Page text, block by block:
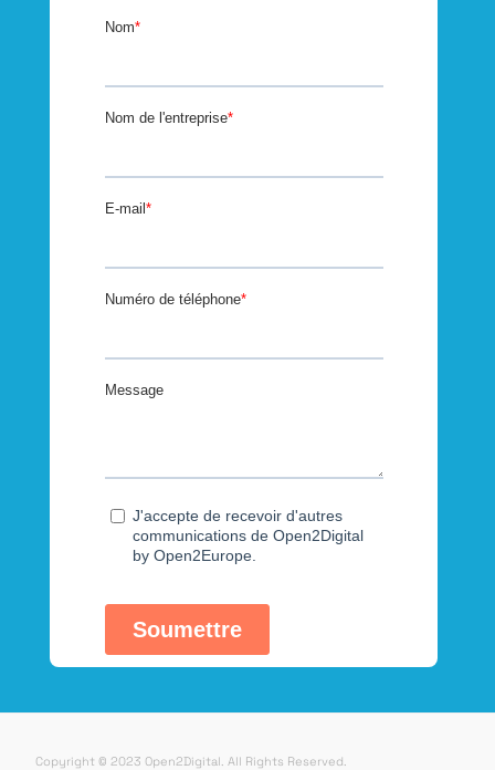
Copyright © 2023 Open2Digital. All Rights Reserved.